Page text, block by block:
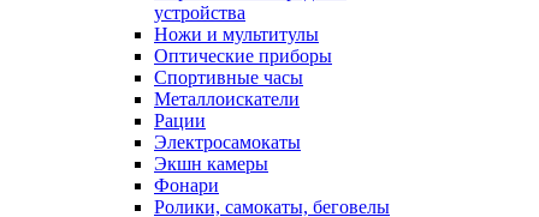
устройства
Ножи и мультитулы
Оптические приборы
Спортивные часы
Металлоискатели
Рации
Электросамокаты
Экшн камеры
Фонари
Ролики, самокаты, беговелы